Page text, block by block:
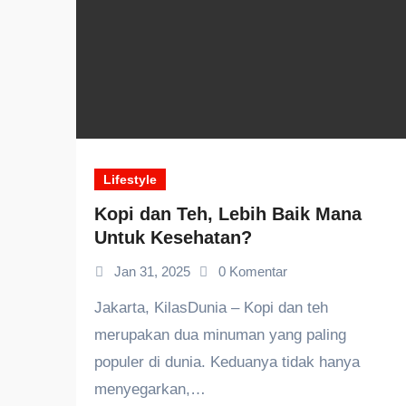
Lifestyle
Kopi dan Teh, Lebih Baik Mana
Untuk Kesehatan?
Jan 31, 2025 0 Komentar
Jakarta, KilasDunia – Kopi dan teh
merupakan dua minuman yang paling
populer di dunia. Keduanya tidak hanya
menyegarkan,…